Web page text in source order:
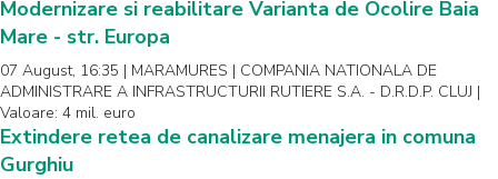
Modernizare si reabilitare Varianta de Ocolire Baia
Mare - str. Europa
07 August, 16:35 | MARAMURES | COMPANIA NATIONALA DE
ADMINISTRARE A INFRASTRUCTURII RUTIERE S.A. - D.R.D.P. CLUJ |
Valoare: 4 mil. euro
Extindere retea de canalizare menajera in comuna
Gurghiu